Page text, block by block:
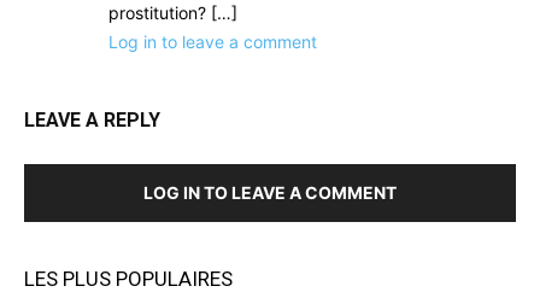
prostitution? […]
Log in to leave a comment
LEAVE A REPLY
LOG IN TO LEAVE A COMMENT
LES PLUS POPULAIRES